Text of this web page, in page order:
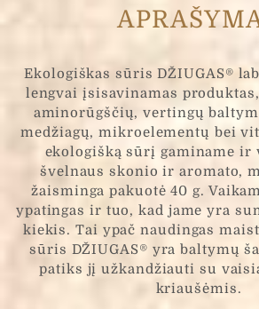
Ekologiškas sūris DŽIUGAS®
lengvai įsisavinamas
aminorūgščių, vertingų
medžiagų, mikroelementų bei
ekologišką sūrį gaminame ir
švelnaus skonio ir aromato,
žaisminga pakuotė 40 g.
ypatingas ir tuo, kad jame yra
kiekis. Tai ypač naudingas
sūris DŽIUGAS® yra baltymų
patiks jį užkandžiauti su
kriaušėmis.